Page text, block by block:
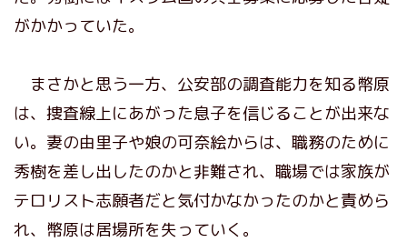
がかかっていた。
まさかと思う一方、公安部の調査能力を知る幣原
は、捜査線上にあがった息子を信じることが出来な
い。妻の由里子や娘の可奈絵からは、職務のために
秀樹を差し出したのかと非難され、職場では家族が
テロリスト志願者だと気付かなかったのかと責めら
れ、幣原は居場所を失っていく。